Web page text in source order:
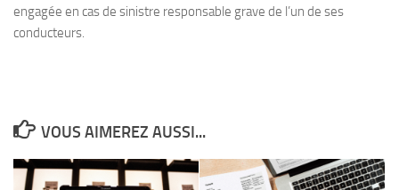
engagée en cas de sinistre responsable grave de l’un de ses
conducteurs.
VOUS AIMEREZ AUSSI...